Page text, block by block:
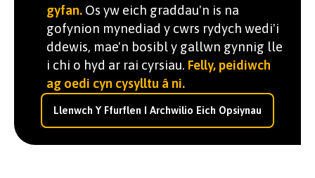
gyfan. Os yw eich graddau'n is na
gofynion mynediad y cwrs rydych wedi'i
ddewis, mae'n bosibl y gallwn gynnig lle
i chi o hyd ar rai cyrsiau. Felly, peidiwch
ag oedi cyn cysylltu â ni.
Llenwch Y Ffurflen I Archwilio Eich Opsiynau